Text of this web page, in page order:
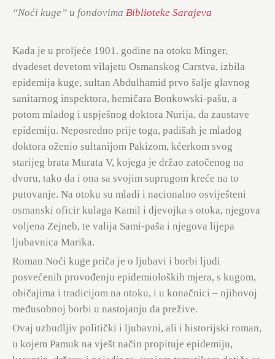
“Noći kuge” u fondovima Biblioteke Sarajeva
Kada je u proljeće 1901. godine na otoku Minger,
dvadeset devetom vilajetu Osmanskog Carstva, izbila
epidemija kuge, sultan Abdulhamid prvo šalje glavnog
sanitarnog inspektora, hemičara Bonkowski-pašu, a
potom mladog i uspješnog doktora Nurija, da zaustave
epidemiju. Neposredno prije toga, padišah je mladog
doktora oženio sultanijom Pakizom, kćerkom svog
starijeg brata Murata V, kojega je držao zatočenog na
dvoru, tako da i ona sa svojim suprugom kreće na to
putovanje. Na otoku su mladi i nacionalno osviješteni
osmanski oficir kulaga Kamil i djevojka s otoka, njegova
voljena Zejneb, te valija Sami-paša i njegova lijepa
ljubavnica Marika.
Roman Noći kuge priča je o ljubavi i borbi ljudi
posvećenih provođenju epidemioloških mjera, s kugom,
običajima i tradicijom na otoku, i u konačnici – njihovoj
međusobnoj borbi u nastojanju da prežive.
Ovaj uzbudljiv politički i ljubavni, ali i historijski roman,
u kojem Pamuk na vješt način propituje epidemiju,